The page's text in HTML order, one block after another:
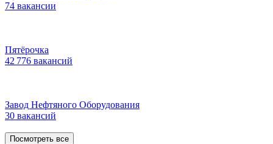
74 вакансии
Пятёрочка
42 776 вакансий
Завод Нефтяного Оборудования
30 вакансий
Посмотреть все